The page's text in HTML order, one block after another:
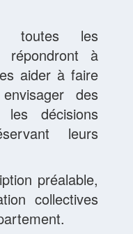
toutes les
répondront à
aider à faire
des
décisions
leurs
préalable,
collectives